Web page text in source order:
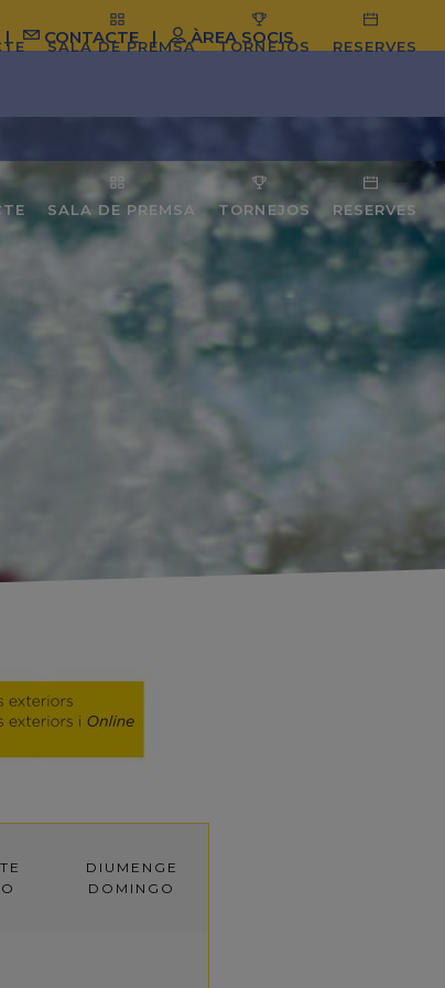
| CONTACTE | ÀREA SOCIS
SALA DE PREMSA TORNEJOS RESERVES
SALA DE PREMSA TORNEJOS RESERVES
DIUMENGE
DOMINGO